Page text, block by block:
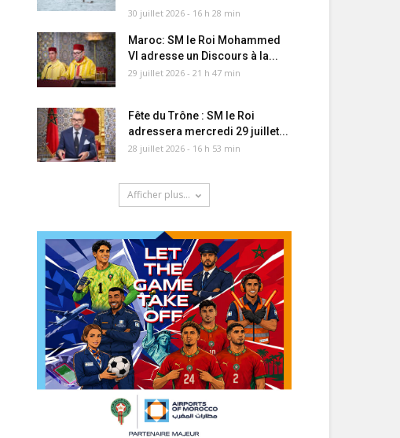
30 juillet 2026 - 16 h 28 min
Maroc: SM le Roi Mohammed
VI adresse un Discours à la...
29 juillet 2026 - 21 h 47 min
Fête du Trône : SM le Roi
adressera mercredi 29 juillet...
28 juillet 2026 - 16 h 53 min
Afficher plus...